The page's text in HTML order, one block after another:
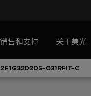
销售和支持 关于美光
031RFIT-C